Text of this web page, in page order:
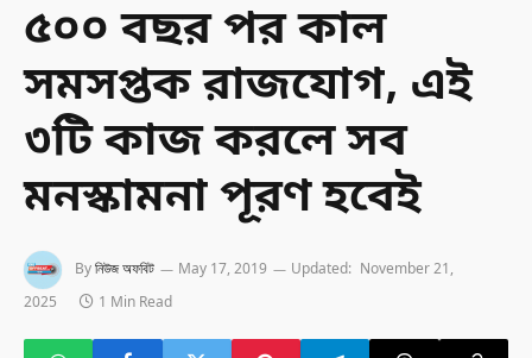
৫০০ বছর পর কাল
সমসপ্তক রাজযোগ, এই
৩টি কাজ করলে সব
মনস্কামনা পূরণ হবেই
Byনিউজ অফবিট May 17, 2019 Updated: November 21,
2025
1 Min Read